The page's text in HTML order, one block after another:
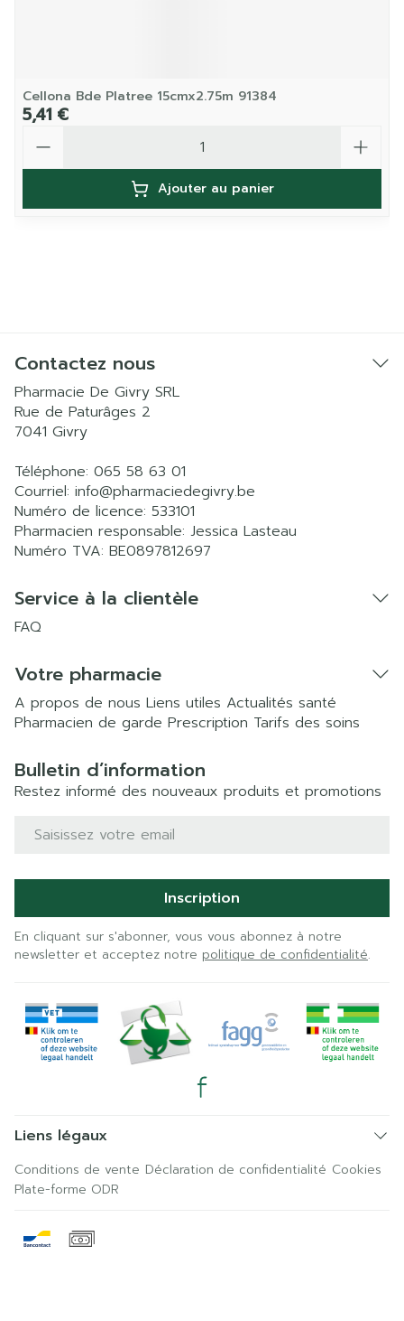
Cellona Bde Platree 15cmx2.75m 91384
5,41 €
Ajouter au panier
Contactez nous
Pharmacie De Givry SRL
Rue de Paturâges 2
7041 Givry
Téléphone: 065 58 63 01
Courriel: info@pharmaciedegivry.be
Numéro de licence: 533101
Pharmacien responsable: Jessica Lasteau
Numéro TVA: BE0897812697
Service à la clientèle
FAQ
Votre pharmacie
A propos de nous Liens utiles Actualités santé
Pharmacien de garde Prescription Tarifs des soins
Bulletin d’information
Restez informé des nouveaux produits et promotions
Adresse mail
Inscription
En cliquant sur s'abonner, vous vous abonnez à notre
newsletter et acceptez notre politique de confidentialité.
Liens légaux
Conditions de vente Déclaration de confidentialité Cookies
Plate-forme ODR